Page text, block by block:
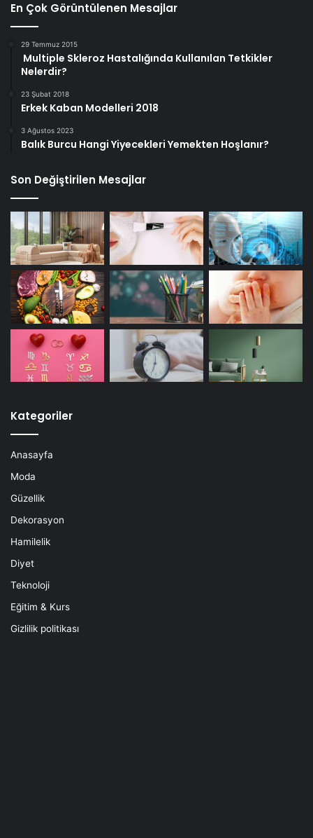
En Çok Görüntülenen Mesajlar
29 Temmuz 2015
Multiple Skleroz Hastalığında Kullanılan Tetkikler
Nelerdir?
23 Şubat 2018
Erkek Kaban Modelleri 2018
3 Ağustos 2023
Balık Burcu Hangi Yiyecekleri Yemekten Hoşlanır?
Son Değiştirilen Mesajlar
Kategoriler
Anasayfa
Moda
Güzellik
Dekorasyon
Hamilelik
Diyet
Teknoloji
Eğitim & Kurs
Gizlilik politikası